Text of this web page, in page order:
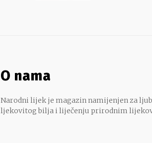
O nama
Narodni lijek je magazin namijenjen za
ljekovitog bilja i liječenju prirodnim